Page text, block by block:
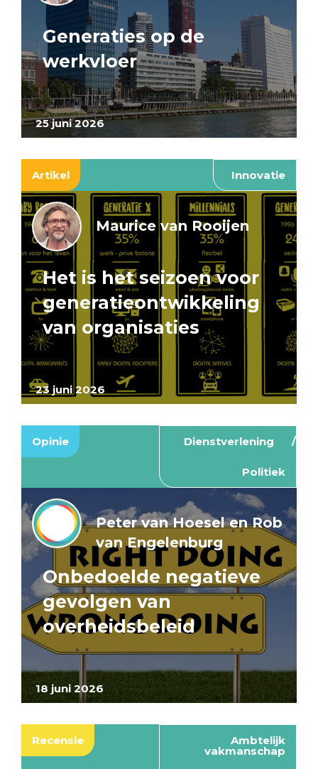
25 juni 2026
Generaties op de
werkvloer
Artikel Innovatie
23 juni 2026
Maurice van Rooijen
Het is het seizoen voor
generatieontwikkeling
van organisaties
Opinie Dienstverlening
Politiek
18 juni 2026
Peter van Hoesel en Rob
van Engelenburg
Onbedoelde negatieve
gevolgen van
overheidsbeleid
Recensie Ambtelijk
vakmanschap